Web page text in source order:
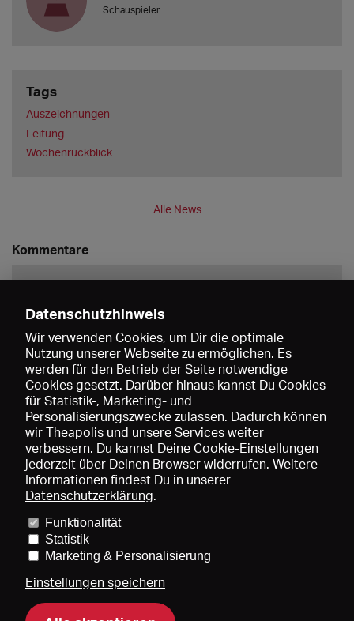
Schauspieler
Tags
Auszeichnungen
Leitung
Wochenrückblick
Alle News
Kommentare
Speichern
Preise und Mitgliedschaften
Mediadaten
Über uns Impressum
Datenschutzhinweis
Wir verwenden Cookies, um Dir die optimale
Nutzung unserer Webseite zu ermöglichen. Es
werden für den Betrieb der Seite notwendige
Cookies gesetzt. Darüber hinaus kannst Du Cookies
für Statistik-, Marketing- und
Personalisierungszwecke zulassen. Dadurch können
wir Theapolis und unsere Services weiter
verbessern. Du kannst Deine Cookie-Einstellungen
jederzeit über Deinen Browser widerrufen. Weitere
Informationen findest Du in unserer
Datenschutzerklärung.
Funktionalität
Statistik
Marketing & Personalisierung
Einstellungen speichern